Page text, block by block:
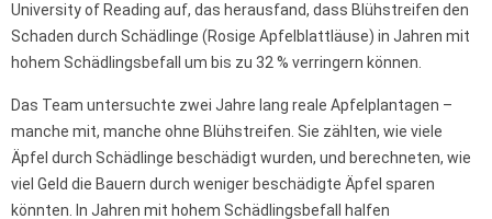
University of Reading auf, das herausfand, dass Blühstreifen den
Schaden durch Schädlinge (Rosige Apfelblattläuse) in Jahren mit
hohem Schädlingsbefall um bis zu 32 % verringern können.
Das Team untersuchte zwei Jahre lang reale Apfelplantagen –
manche mit, manche ohne Blühstreifen. Sie zählten, wie viele
Äpfel durch Schädlinge beschädigt wurden, und berechneten, wie
viel Geld die Bauern durch weniger beschädigte Äpfel sparen
könnten. In Jahren mit hohem Schädlingsbefall halfen